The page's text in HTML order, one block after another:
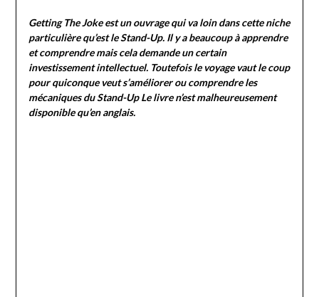
Getting The Joke est un ouvrage qui va loin dans cette niche
particulière qu’est le Stand-Up. Il y a beaucoup à apprendre
et comprendre mais cela demande un certain
investissement intellectuel. Toutefois le voyage vaut le coup
pour quiconque veut s’améliorer ou comprendre les
mécaniques du Stand-Up Le livre n’est malheureusement
disponible qu’en anglais.